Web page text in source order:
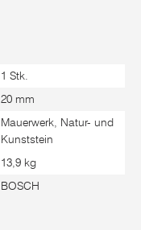
1 Stk.
20 mm
Mauerwerk, Natur- und
Kunststein
13,9 kg
BOSCH